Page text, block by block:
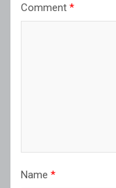
Comment *
Name *